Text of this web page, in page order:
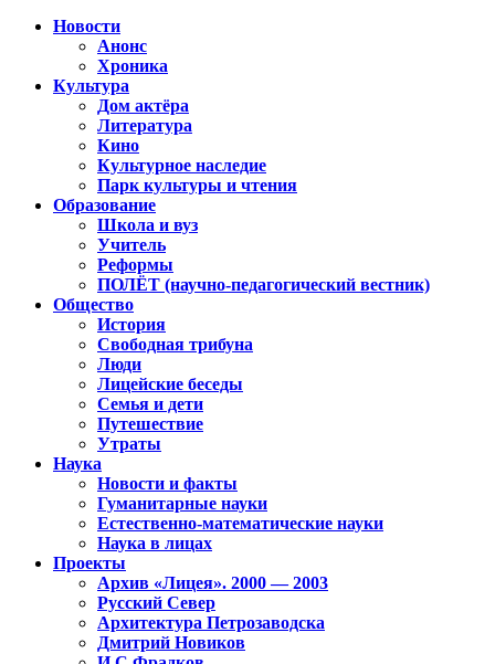
Новости
Анонс
Хроника
Культура
Дом актёра
Литература
Кино
Культурное наследие
Парк культуры и чтения
Образование
Школа и вуз
Учитель
Реформы
ПОЛЁТ (научно-педагогический вестник)
Общество
История
Свободная трибуна
Люди
Лицейские беседы
Семья и дети
Путешествие
Утраты
Наука
Новости и факты
Гуманитарные науки
Естественно-математические науки
Наука в лицах
Проекты
Архив «Лицея». 2000 — 2003
Русский Север
Архитектура Петрозаводска
Дмитрий Новиков